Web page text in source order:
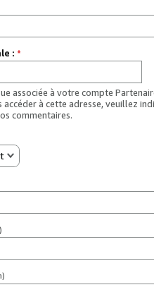
: *
associée à votre compte
à cette adresse, veuillez
commentaires.